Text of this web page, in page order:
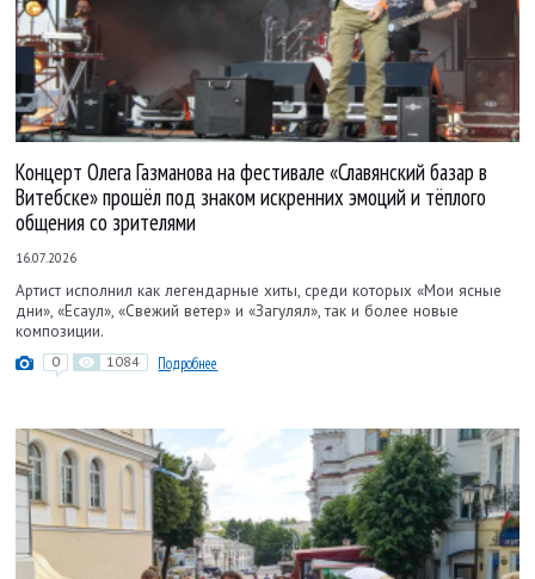
Концерт Олега Газманова на фестивале «Славянский базар в
Витебске» прошёл под знаком искренних эмоций и тёплого
общения со зрителями
16.07.2026
Артист исполнил как легендарные хиты, среди которых «Мои ясные
дни», «Есаул», «Свежий ветер» и «Загулял», так и более новые
композиции.
0 1084 Подробнее